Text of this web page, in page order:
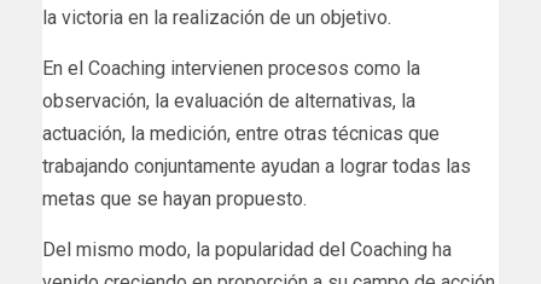
la victoria en la realización de un objetivo.
En el Coaching intervienen procesos como la
observación, la evaluación de alternativas, la
actuación, la medición, entre otras técnicas que
trabajando conjuntamente ayudan a lograr todas las
metas que se hayan propuesto.
Del mismo modo, la popularidad del Coaching ha